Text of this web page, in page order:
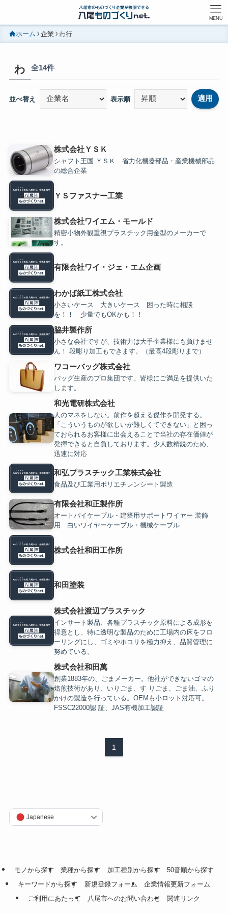
MENU
ホーム 企業 わ行
わ 全14件
並べ替え 表示順 適用
株式会社ＹＳＫ
シャフト王国 ＹＳＫ 省力化機器部品・産業機械部品
の総合企業
ＹＳファスナー工業
株式会社ワイエム・モールド
精密小物外観重視プラスチック用金型のメーカーで
す。
有限会社ワイ・ジェ・エム企画
わかば紙工株式会社
小さいケース 大きいケース 困った時に相談
を！！ 少量でもOKかも！！
脇井製作所
小さな会社ですが、技術力は大手企業様にも負けませ
ん！ 段彫り加工もできます。（最高4段彫りまで）
ワコーバッグ株式会社
バッグ生産のプロ集団です。皆様にご満足を提供いた
します。
和光電研株式会社
人のマネをしない。前作を超える傑作を開発する。
「こういうものが欲しいが難しくてできない」と困っ
ておられるお客様に出会えることで当社の存在価値が
発揮できると自負しております。少人数精鋭のため、
迅速に対応
和弘プラスチック工業株式会社
食品及び工業用ポリエチレンシート製造
有限会社和正製作所
オートバイケーブル・建築用サポートワイヤー 装飾
用 白いワイヤーケーブル・機械ケーブル
株式会社和田工作所
和田塗装
株式会社渡辺プラスチック
インサート製品、各種プラスチック原料による成形を
得意とし、特に透明な製品のために工場内の床をフロ
ーリングにし、ゴミやホコリを極力抑え、品質管理に
努めている。
株式会社和田萬
創業1883年の、ごまメーカー。他社ができないゴマの
焙煎技術があり、いりごま、す りごま、ごま油、ふり
かけの製造を行っている。OEMも小ロット対応可。
FSSC22000認 証、JAS有機加工認証
1
Japanese
モノから探す 業種から探す 加工種別から探す
50音順から探す
キーワードから探す
新規登録フォーム
企業情報更新フォーム
ご利用にあたって
八尾市へのお問い合わせ 関連リンク